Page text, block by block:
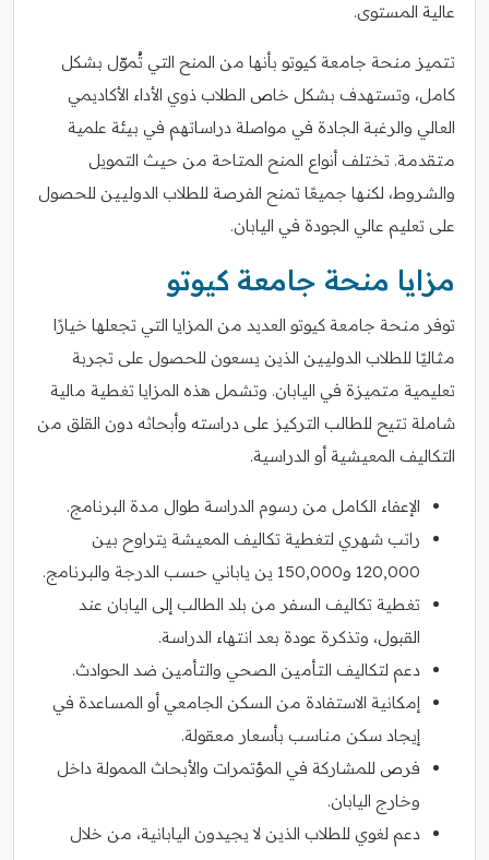
عالية المستوى.
تتميز منحة جامعة كيوتو بأنها من المنح التي تُموّل بشكل
كامل، وتستهدف بشكل خاص الطلاب ذوي الأداء الأكاديمي
العالي والرغبة الجادة في مواصلة دراساتهم في بيئة علمية
متقدمة. تختلف أنواع المنح المتاحة من حيث التمويل
والشروط، لكنها جميعًا تمنح الفرصة للطلاب الدوليين للحصول
على تعليم عالي الجودة في اليابان.
مزايا منحة جامعة كيوتو
توفر منحة جامعة كيوتو العديد من المزايا التي تجعلها خيارًا
مثاليًا للطلاب الدوليين الذين يسعون للحصول على تجربة
تعليمية متميزة في اليابان. وتشمل هذه المزايا تغطية مالية
شاملة تتيح للطالب التركيز على دراسته وأبحاثه دون القلق من
التكاليف المعيشية أو الدراسية.
الإعفاء الكامل من رسوم الدراسة طوال مدة البرنامج.
راتب شهري لتغطية تكاليف المعيشة يتراوح بين
120,000 و150,000 ين ياباني حسب الدرجة والبرنامج.
تغطية تكاليف السفر من بلد الطالب إلى اليابان عند
القبول، وتذكرة عودة بعد انتهاء الدراسة.
دعم لتكاليف التأمين الصحي والتأمين ضد الحوادث.
إمكانية الاستفادة من السكن الجامعي أو المساعدة في
إيجاد سكن مناسب بأسعار معقولة.
فرص للمشاركة في المؤتمرات والأبحاث الممولة داخل
وخارج اليابان.
دعم لغوي للطلاب الذين لا يجيدون اليابانية، من خلال